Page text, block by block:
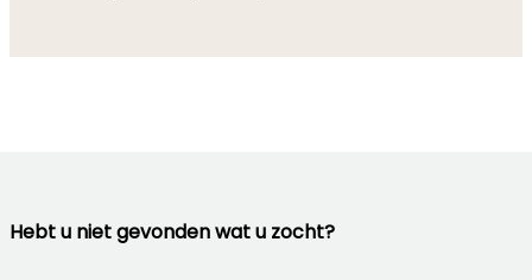
Hebt u niet gevonden wat u zocht?